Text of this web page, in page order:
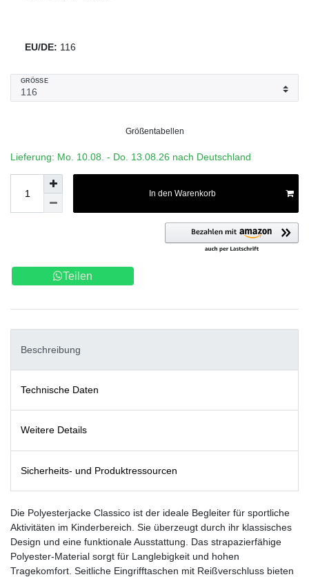
EU/DE: 116
GRÖSSE
Größentabellen
Lieferung: Mo. 10.08. - Do. 13.08.26 nach Deutschland
In den Warenkorb
Teilen
Beschreibung
Technische Daten
Weitere Details
Sicherheits- und Produktressourcen
Die Polyesterjacke Classico ist der ideale Begleiter für sportliche
Aktivitäten im Kinderbereich. Sie überzeugt durch ihr klassisches
Design und eine funktionale Ausstattung. Das strapazierfähige
Polyester-Material sorgt für Langlebigkeit und hohen
Tragekomfort. Seitliche Eingrifftaschen mit Reißverschluss bieten